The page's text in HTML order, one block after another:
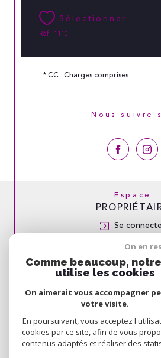
Sélectionner
Réf : 1110
* CC : Charges comprises
Nous suivre
Espace
Se
Nous
ADHÉRONS
© 2026 | TOUS DROITS RÉSERVÉS |
PLAN DU SITE
NOS LIENS
POLITIQUE RGPD
On en
Comme beaucoup,
utilise les cookies
On aimerait vous accompagner
votre visite.
En poursuivant, vous acceptez
cookies par ce site, afin de vous
contenus adaptés et réaliser des